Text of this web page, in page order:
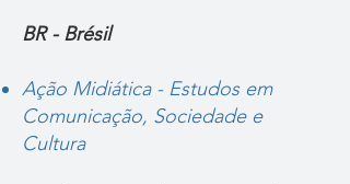
BR - Brésil
Ação Midiática - Estudos em
Comunicação, Sociedade e
Cultura